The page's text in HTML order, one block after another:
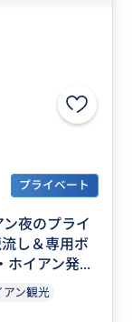
プライベート
夜のプライ
し＆専用ボ
ホイアン発...
アン観光